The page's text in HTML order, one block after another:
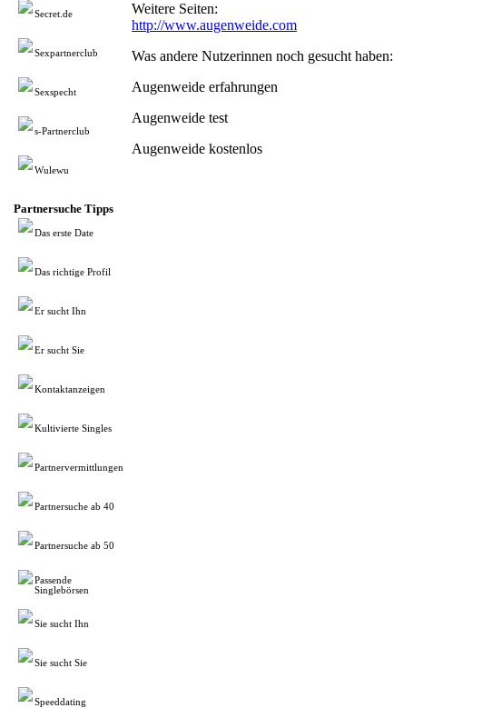
Secret.de
Sexpartnerclub
Sexspecht
s-Partnerclub
Wulewu
Partnersuche Tipps
Das erste Date
Das richtige Profil
Er sucht Ihn
Er sucht Sie
Kontaktanzeigen
Kultivierte Singles
Partnervermittlungen
Partnersuche ab 40
Partnersuche ab 50
Passende
Singlebörsen
Sie sucht Ihn
Sie sucht Sie
Speeddating
Weitere Seiten:
http://www.augenweide.com
Was andere Nutzerinnen noch gesucht haben:
Augenweide erfahrungen
Augenweide test
Augenweide kostenlos